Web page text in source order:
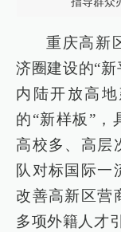
重庆高新
济圈建设的“新
内陆开放高
的“新样板”，
高校多、高层
队对标国际一
改善高新区营
多项外籍人才